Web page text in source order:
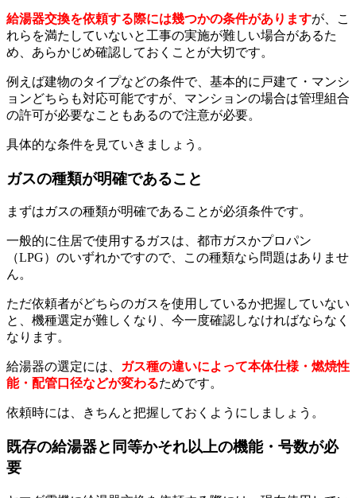
給湯器交換を依頼する際には幾つかの条件がありますが、こ
れらを満たしていないと工事の実施が難しい場合があるた
め、あらかじめ確認しておくことが大切です。
例えば建物のタイプなどの条件で、基本的に戸建て・マンシ
ョンどちらも対応可能ですが、マンションの場合は管理組合
の許可が必要なこともあるので注意が必要。
具体的な条件を見ていきましょう。
ガスの種類が明確であること
まずはガスの種類が明確であることが必須条件です。
一般的に住居で使用するガスは、都市ガスかプロパン
（LPG）のいずれかですので、この種類なら問題はありませ
ん。
ただ依頼者がどちらのガスを使用しているか把握していない
と、機種選定が難しくなり、今一度確認しなければならなく
なります。
給湯器の選定には、 ガス種の違いによって本体仕様・燃焼性
能・配管口径などが変わるためです。
依頼時には、きちんと把握しておくようにしましょう。
既存の給湯器と同等かそれ以上の機能・号数が必
要